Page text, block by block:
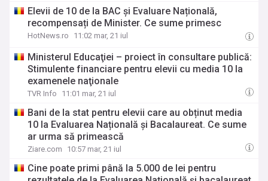
Elevii de 10 de la BAC și Evaluare Națională,
recompensați de Minister. Ce sume primesc
HotNews.ro 11:02 mar, 21 iul
Ministerul Educaţiei – proiect în consultare publică:
Stimulente financiare pentru elevii cu media 10 la
examenele naţionale
TVR Info 11:01 mar, 21 iul
Bani de la stat pentru elevii care au obținut media
10 la Evaluarea Națională și Bacalaureat. Ce sume
ar urma să primească
Ziare.com 10:57 mar, 21 iul
Cine poate primi până la 5.000 de lei pentru